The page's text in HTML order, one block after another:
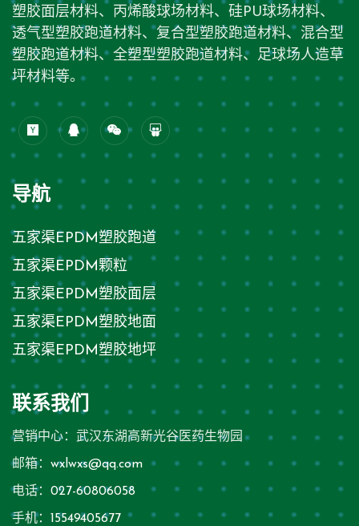
塑胶面层材料、丙烯酸球场材料、硅PU球场材料、
透气型塑胶跑道材料、复合型塑胶跑道材料、混合型
塑胶跑道材料、全塑型塑胶跑道材料、足球场人造草
坪材料等。
导航
五家渠EPDM塑胶跑道
五家渠EPDM颗粒
五家渠EPDM塑胶面层
五家渠EPDM塑胶地面
五家渠EPDM塑胶地坪
联系我们
营销中心：武汉东湖高新光谷医药生物园
邮箱： wxlwxs@qq.com
电话： 027-60806058
手机： 15549405677